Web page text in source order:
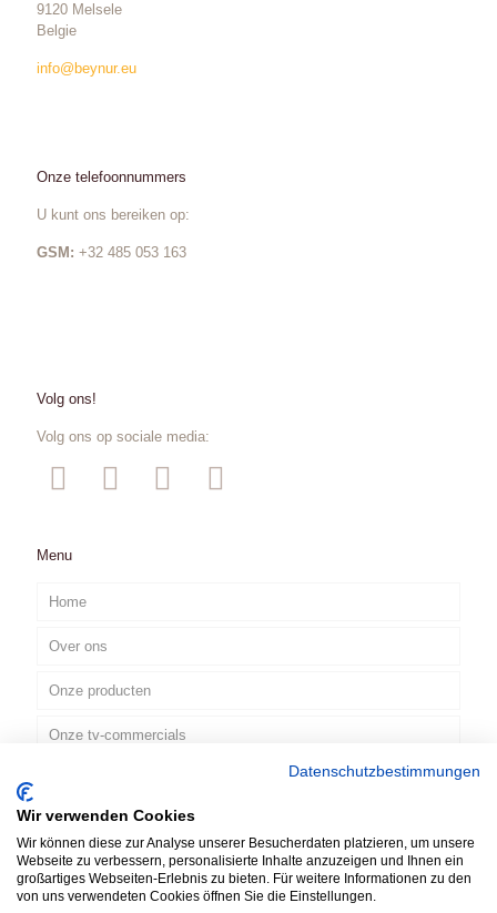
9120 Melsele
Belgie
info@beynur.eu
Onze telefoonnummers
U kunt ons bereiken op:
GSM: +32 485 053 163
Volg ons!
Volg ons op sociale media:
Menu
Home
Over ons
Onze producten
Onze tv-commercials
NL
Datenschutzbestimmungen
Wir verwenden Cookies
Wir können diese zur Analyse unserer Besucherdaten platzieren, um unsere
Webseite zu verbessern, personalisierte Inhalte anzuzeigen und Ihnen ein
großartiges Webseiten-Erlebnis zu bieten. Für weitere Informationen zu den
von uns verwendeten Cookies öffnen Sie die Einstellungen.